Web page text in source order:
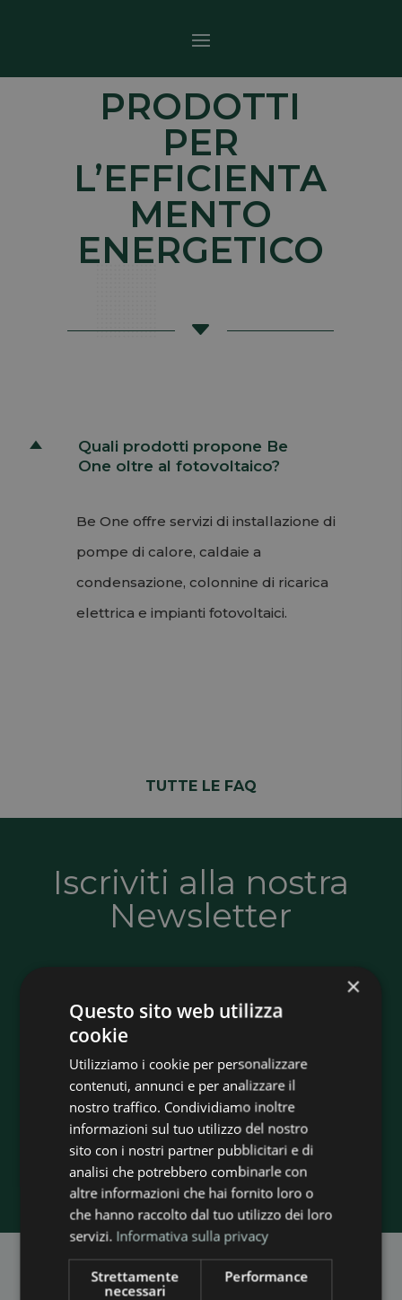
PRODOTTI
PER
L’EFFICIENTA
MENTO
ENERGETICO
C
D
Quali prodotti propone Be
One oltre al fotovoltaico?
Be One offre servizi di installazione di
pompe di calore, caldaie a
condensazione, colonnine di ricarica
elettrica e impianti fotovoltaici.
TUTTE LE FAQ
Iscriviti alla nostra
Newsletter
Resta sempre aggiornato su novità, offerte
e soluzioni per l’efficienza energetica. Ricevi
consigli utili, informazioni sugli incentivi e
tutte le opportunità per risparmiare e
rendere più sostenibile la tua casa o la tua
azienda.
Iscriviti adesso
×
Questo sito web utilizza
cookie
Utilizziamo i cookie per personalizzare
contenuti, annunci e per analizzare il
nostro traffico. Condividiamo inoltre
informazioni sul tuo utilizzo del nostro
sito con i nostri partner pubblicitari e di
analisi che potrebbero combinarle con
altre informazioni che hai fornito loro o
che hanno raccolto dal tuo utilizzo dei loro
servizi. Informativa sulla privacy
Strettamente
necessari
Performance